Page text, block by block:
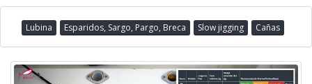
Lubina Esparidos, Sargo, Pargo, Breca Slow jigging Cañas